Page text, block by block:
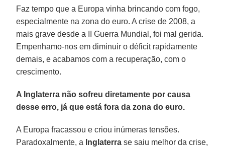
Faz tempo que a Europa vinha brincando com fogo,
especialmente na zona do euro. A crise de 2008, a
mais grave desde a II Guerra Mundial, foi mal gerida.
Empenhamo-nos em diminuir o déficit rapidamente
demais, e acabamos com a recuperação, com o
crescimento.
A Inglaterra não sofreu diretamente por causa
desse erro, já que está fora da zona do euro.
A Europa fracassou e criou inúmeras tensões.
Paradoxalmente, a Inglaterra se saiu melhor da crise,